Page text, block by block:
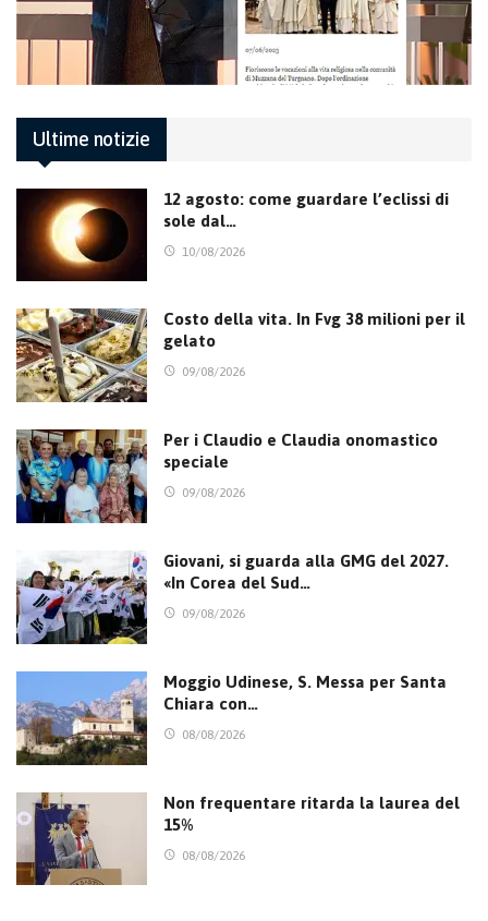
Ultime notizie
12 agosto: come guardare l’eclissi di
sole dal…
10/08/2026
Costo della vita. In Fvg 38 milioni per il
gelato
09/08/2026
Per i Claudio e Claudia onomastico
speciale
09/08/2026
Giovani, si guarda alla GMG del 2027.
«In Corea del Sud…
09/08/2026
Moggio Udinese, S. Messa per Santa
Chiara con…
08/08/2026
Non frequentare ritarda la laurea del
15%
08/08/2026